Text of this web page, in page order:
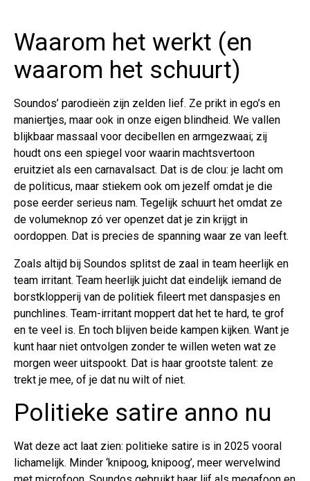
Waarom het werkt (en
waarom het schuurt)
Soundos’ parodieën zijn zelden lief. Ze prikt in ego’s en
maniertjes, maar ook in onze eigen blindheid. We vallen
blijkbaar massaal voor decibellen en armgezwaai; zij
houdt ons een spiegel voor waarin machtsvertoon
eruitziet als een carnavalsact. Dat is de clou: je lacht om
de politicus, maar stiekem ook om jezelf omdat je die
pose eerder serieus nam. Tegelijk schuurt het omdat ze
de volumeknop zó ver openzet dat je zin krijgt in
oordoppen. Dat is precies de spanning waar ze van leeft.
Zoals altijd bij Soundos splitst de zaal in team heerlijk en
team irritant. Team heerlijk juicht dat eindelijk iemand de
borstklopperij van de politiek fileert met danspasjes en
punchlines. Team-irritant moppert dat het te hard, te grof
en te veel is. En toch blijven beide kampen kijken. Want je
kunt haar niet ontvolgen zonder te willen weten wat ze
morgen weer uitspookt. Dat is haar grootste talent: ze
trekt je mee, of je dat nu wilt of niet.
Politieke satire anno nu
Wat deze act laat zien: politieke satire is in 2025 vooral
lichamelijk. Minder ‘knipoog, knipoog’, meer wervelwind